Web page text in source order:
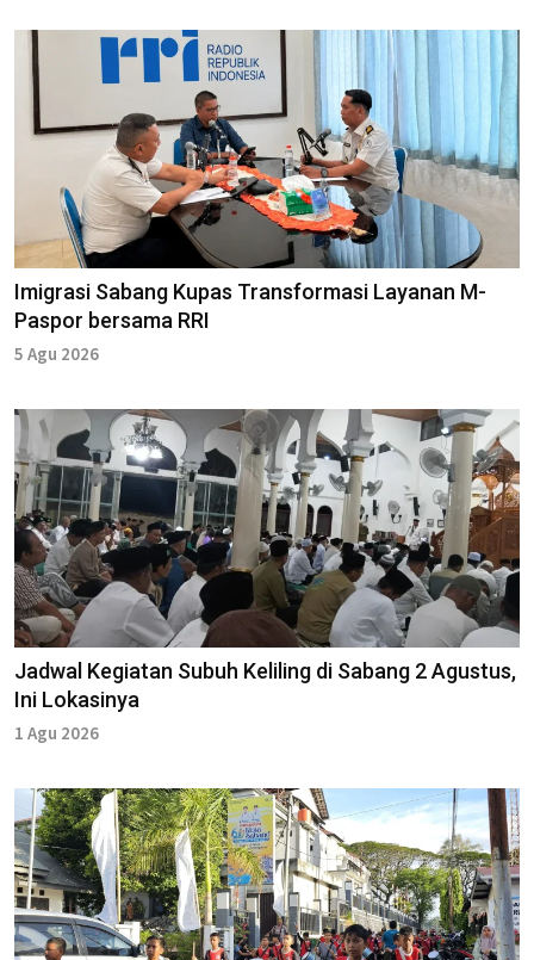
Imigrasi Sabang Kupas Transformasi Layanan M-
Paspor bersama RRI
5 Agu 2026
Jadwal Kegiatan Subuh Keliling di Sabang 2 Agustus,
Ini Lokasinya
1 Agu 2026